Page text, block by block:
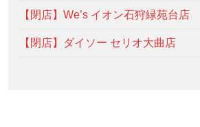
【閉店】We’s イオン石狩緑苑台店
【閉店】ダイソー セリオ大曲店